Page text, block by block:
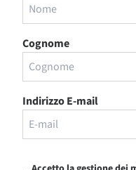
Cognome
Indirizzo E-mail